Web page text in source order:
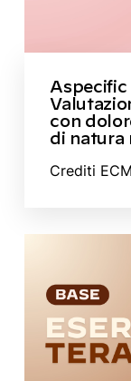
Aspecific
con
di natura
Crediti